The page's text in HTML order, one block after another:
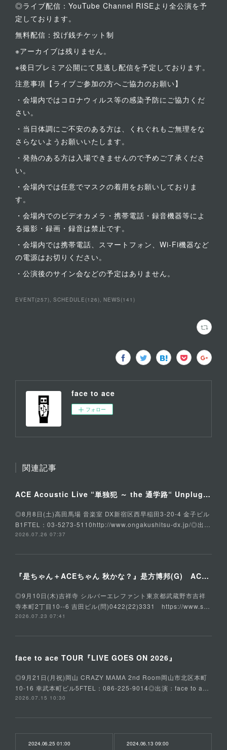
◎ライブ配信：YouTube Channel RISEより全公演を予
定しております。
無料配信：投げ銭チケット制
※アーカイブは残りません。
※後日プレミア公開にて見逃し配信を予定しております。
注意事項【ライブご参加の方へご協力のお願い】
・会場内ではコロナウィルス等の感染予防にご協力くだ
さい。
・当日体調にご不安のある方は、くれぐれもご無理をな
さらないようお願いいたします。
・発熱のある方は入場できませんので予めご了承くださ
い。
・会場内では任意でマスクの着用をお願いしておりま
す。
・会場内でのビデオカメラ・携帯電話・録音機器等によ
る撮影・録画・録音は禁止です。
・会場内では携帯電話、スマートフォン、Wi-Fi機器など
の電源はお切りください。
・公演後のサイン会などの予定はありません。
EVENT(257) SCHEDULE (126) NEWS (141 )
face to ace
フォロー
関連記事
ACE Acoustic Live “単独犯 ～ the 通学路“ Unplugged Special
◎8月8日(土)高田馬場 音楽室 DX新宿区西早稲田3-20-4 金子ビル
B1FTEL：03-5273-5110http://www.ongakushitsu-dx.jp/◎出…
2026.07.26 07:37
『是ちゃん＋ACEちゃん 秋かな？』是方博邦(G) ACE(Vo,G) 石川俊介(B) そうる透(Ds)
◎9月10日(木)吉祥寺 シルバーエレファント東京都武蔵野市吉祥
寺本町2丁目10--6 吉田ビル(問)0422(22)3331 https://www.s…
2026.07.23 07:41
face to ace TOUR『LIVE GOES ON 2026』
◎9月21日(月祝)岡山 CRAZY MAMA 2nd Room岡山市北区本町
10-16 幸武本町ビル5FTEL：086-225-9014◎出演：face to a…
2026.07.15 10:30
2024.06.25 01:00 2024.06.13 09:00